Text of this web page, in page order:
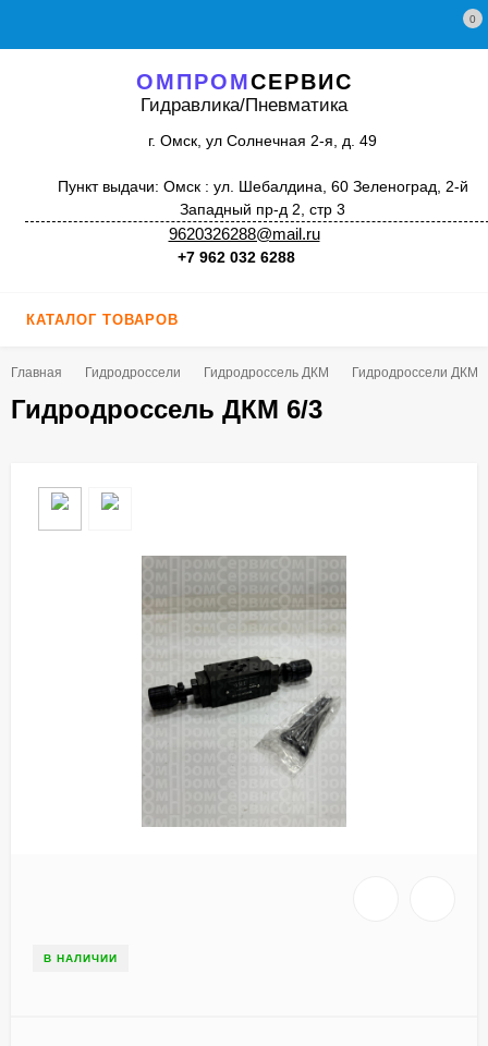
0
ОМПРОМСЕРВИС
Гидравлика/Пневматика
г. Омск, ул Солнечная 2-я, д. 49
Пункт выдачи: Омск : ул. Шебалдина, 60 Зеленоград, 2-й
Западный пр-д 2, стр 3
9620326288@mail.ru
+7 962 032 6288
КАТАЛОГ ТОВАРОВ
Главная Гидродроссели Гидродроссель ДКМ Гидродроссели ДКМ 6
Гидродроссель ДКМ 6/3
В НАЛИЧИИ